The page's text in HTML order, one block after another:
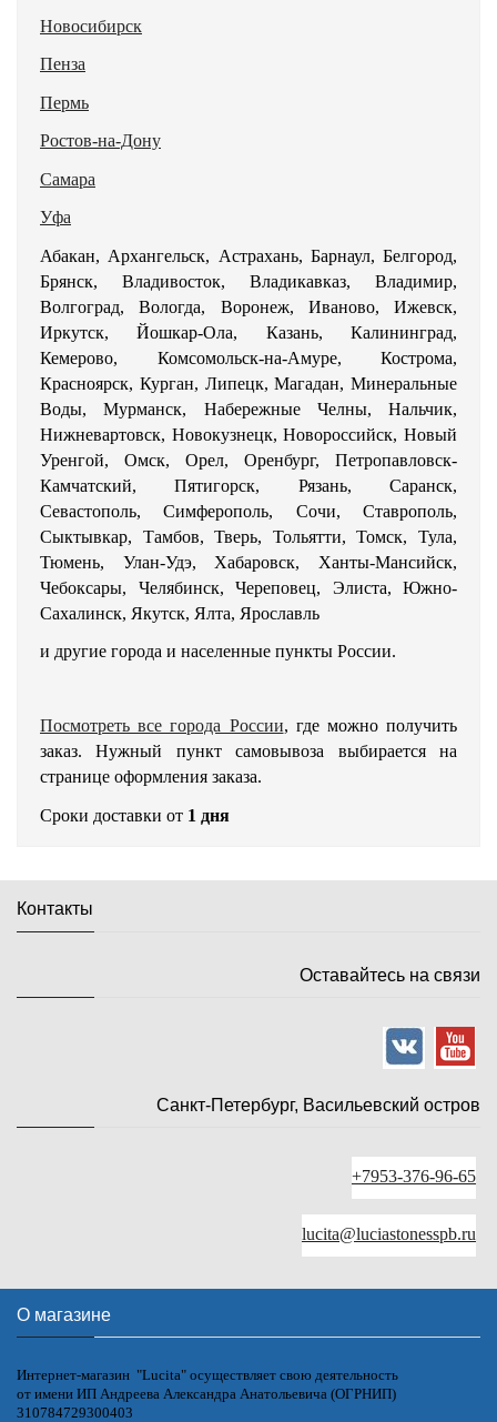
Новосибирск
Пенза
Пермь
Ростов-на-Дону
Самара
Уфа
Абакан, Архангельск, Астрахань, Барнаул, Белгород,
Брянск, Владивосток, Владикавказ, Владимир,
Волгоград, Вологда, Воронеж, Иваново, Ижевск,
Иркутск, Йошкар-Ола, Казань, Калининград,
Кемерово, Комсомольск-на-Амуре, Кострома,
Красноярск, Курган, Липецк, Магадан, Минеральные
Воды, Мурманск, Набережные Челны, Нальчик,
Нижневартовск, Новокузнецк, Новороссийск, Новый
Уренгой, Омск, Орел, Оренбург, Петропавловск-
Камчатский, Пятигорск, Рязань, Саранск,
Севастополь, Симферополь, Сочи, Ставрополь,
Сыктывкар, Тамбов, Тверь, Тольятти, Томск, Тула,
Тюмень, Улан-Удэ, Хабаровск, Ханты-Мансийск,
Чебоксары, Челябинск, Череповец, Элиста, Южно-
Сахалинск, Якутск, Ялта, Ярославль
и другие города и населенные пункты России.
Посмотреть все города России, где можно получить
заказ. Нужный пункт самовывоза выбирается на
странице оформления заказа.
Сроки доставки от 1 дня
Контакты
Оставайтесь на связи
Санкт-Петербург, Васильевский остров
+7953-376-96-65
lucita@luciastonesspb.ru
О магазине
Интернет-магазин "Lucita" осуществляет свою деятельность
от имени ИП Андреева Александра Анатольевича (ОГРНИП)
310784729300403